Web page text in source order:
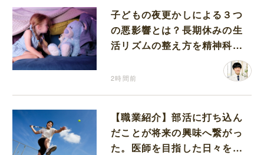
子どもの夜更かしによる３つ
の悪影響とは？長期休みの生
活リズムの整え方を精神科医
2時間前
【職業紹介】部活に打ち込ん
だことが将来の興味へ繋がっ
た。医師を目指した日々を振